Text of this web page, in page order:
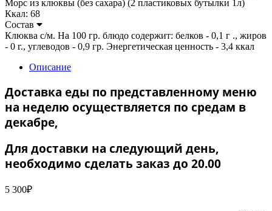
Морс из клюквы (без сахара) (2 пластиковых бутылки 1л)
Ккал: 68
Состав
Клюква с/м. На 100 гр. блюдо содержит: белков - 0,1 г ., жиров
- 0 г., углеводов - 0,9 гр. Энергетическая ценность - 3,4 ккал
Описание
Доставка еды по представленному меню
на неделю осуществляется по средам в
декабре,
Для доставки на следующий день,
необходимо сделать заказ до 20.00
5 300₽